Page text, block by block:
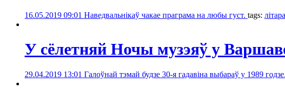
16.05.2019 09:01 Наведвальнікаў чакае праграма на любы густ. tags:
У сёлетняй Ночы музэяў у
29.04.2019 13:01 Галоўнай тэмай будзе 30-я гадавіна выбараў у 1989 годзе.